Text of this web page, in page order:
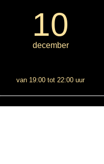
10
december
van 19:00 tot 22:00 uur